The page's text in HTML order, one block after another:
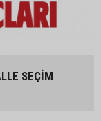
SEÇİM